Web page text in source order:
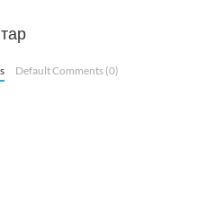
Default Comments (0)